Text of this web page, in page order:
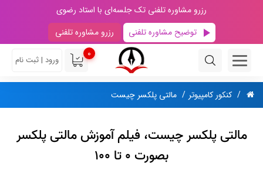
رزرو مشاوره تلفنی تک جلسه‌ای با استاد رضوی
توضیح مشاوره تلفنی
رزرو مشاوره تلفنی
0
ورود | ثبت نام
کنکور کامپیوتر مالتی پلکسر چیست
مالتی پلکسر چیست، فیلم آموزش مالتی پلکسر
بصورت 0 تا 100